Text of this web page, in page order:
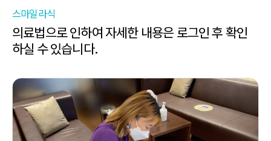
스마일라식
의료법으로 인하여 자세한 내용은 로그인 후 확인
하실 수 있습니다.